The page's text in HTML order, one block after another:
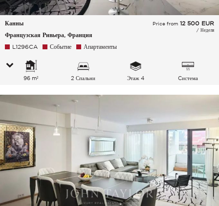
Канны
Французская Ривьера, Франция
Price from 12 500 EUR
/ Неделя
L1296CA Событие Апартаменты
96 m² 2 Спальни Этаж 4
Cистема